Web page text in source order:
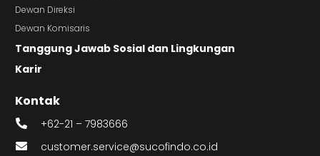
Dewan Direksi
Dewan Komisaris
Tanggung Jawab Sosial dan Lingkungan
Karir
Kontak
+62-21 – 7983666
customer.service@sucofindo.co.id